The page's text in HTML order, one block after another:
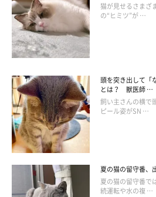
猫が見せるさまざ
の“ヒミツ”が …
頭を突き出して「
とは？ 獣医師 …
飼い主さんの横で
ピール姿がSN …
夏の猫の留守番、
夏の猫の留守番で
続運転や水の複 …